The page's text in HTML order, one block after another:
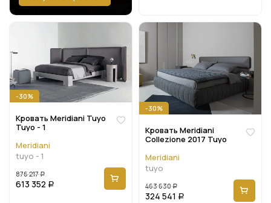
-30%
Кровать Meridiani Tuyo
Tuyo - 1
Meridiani
tuyo - 1
876 217 Р
613 352 Р
-30%
Кровать Meridiani
Collezione 2017 Tuyo
Meridiani
tuyo
463 630 Р
324 541 Р